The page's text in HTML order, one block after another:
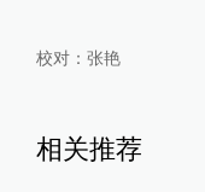
校对： 张艳
相关推荐